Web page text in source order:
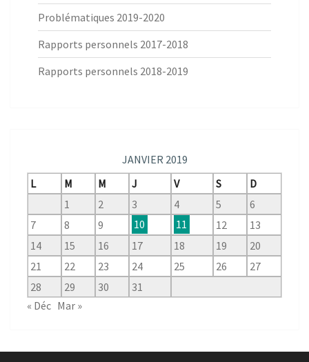
Problématiques 2019-2020
Rapports personnels 2017-2018
Rapports personnels 2018-2019
JANVIER 2019
L
M M J V S
D
1
2 3 4 5
6
7
8 9 10 11 12
13
14
15 16 17 18 19
20
21
22 23 24 25 26
27
28
29 30
31
« Déc Mar »